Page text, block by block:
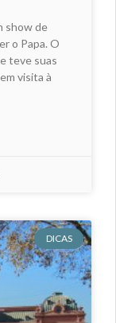
show de
o Papa. O
teve suas
visita à
DICAS